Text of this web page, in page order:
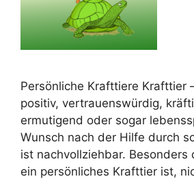
Persönliche Krafttiere Krafttier
positiv, vertrauenswürdig,
ermutigend oder sogar
Wunsch nach der Hilfe durch
ist nachvollziehbar. Besonders
ein persönliches Krafttier ist,